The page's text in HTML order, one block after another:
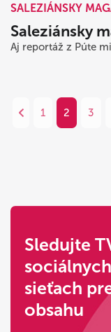
SALEZIÁNSKY
Saleziánsky
Aj reportáž z Púte
1 2 3
Sledujte
sociálnych
sieťach
obsahu